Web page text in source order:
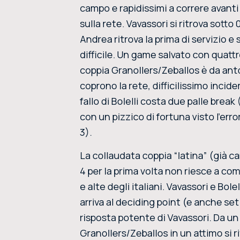
campo e rapidissimi a correre
sulla rete. Vavassori si ritrova sotto
Andrea ritrova la prima di servizio
difficile. Un game salvato con
coppia Granollers/Zeballos è da
coprono la rete, difficilissimo
fallo di Bolelli costa due palle
con un pizzico di fortuna visto
3).
La collaudata coppia “latina” (già
4 per la prima volta non riesce a
e alte degli italiani. Vavassori e
arriva al deciding point (e anche
risposta potente di Vavassori. Da
Granollers/Zeballos in un attimo si